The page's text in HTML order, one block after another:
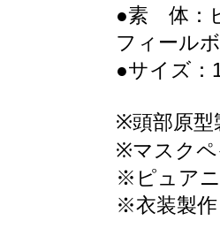
●素 体：
フィール
●サイズ：
※頭部原型
※マスクペ
※ピュアニ
※衣装製作